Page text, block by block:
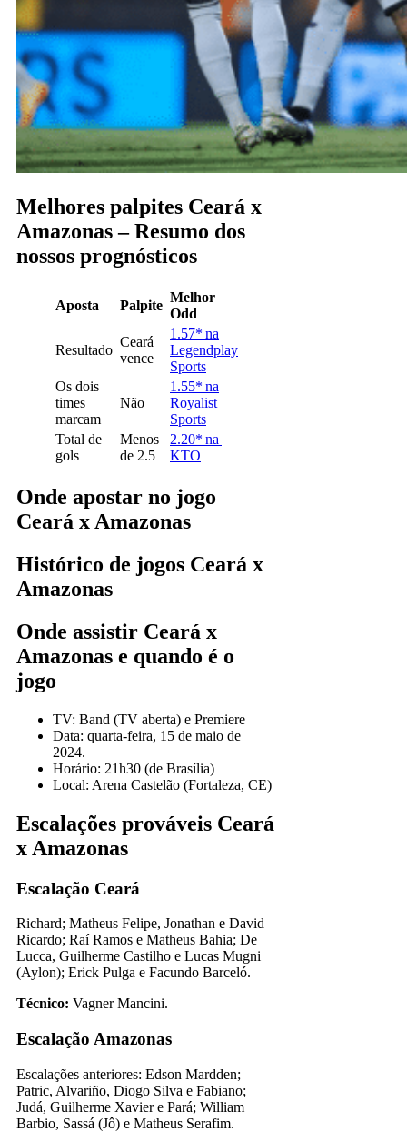
Melhores palpites Ceará x
Amazonas – Resumo dos
nossos prognósticos
Aposta Palpite
Melhor
Odd
Resultado
Ceará
vence
1.57* na
Legendplay
Sports
Os dois
times
marcam
Não
1.55* na
Royalist
Sports
Total de
gols
Menos
de 2.5
2.20* na
KTO
Onde apostar no jogo
Ceará x Amazonas
Histórico de jogos Ceará x
Amazonas
Onde assistir Ceará x
Amazonas e quando é o
jogo
TV: Band (TV aberta) e Premiere
Data: quarta-feira, 15 de maio de
2024.
Horário: 21h30 (de Brasília)
Local: Arena Castelão (Fortaleza, CE)
Escalações prováveis Ceará
x Amazonas
Escalação Ceará
Richard; Matheus Felipe, Jonathan e David
Ricardo; Raí Ramos e Matheus Bahia; De
Lucca, Guilherme Castilho e Lucas Mugni
(Aylon); Erick Pulga e Facundo Barceló.
Técnico: Vagner Mancini.
Escalação Amazonas
Escalações anteriores: Edson Mardden;
Patric, Alvariño, Diogo Silva e Fabiano;
Judá, Guilherme Xavier e Pará; William
Barbio, Sassá (Jô) e Matheus Serafim.